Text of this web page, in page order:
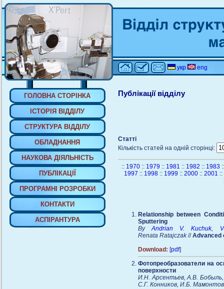
укр eng
ГОЛОВНА СТОРIНКА
IСТОРIЯ ВIДДIЛУ
СТРУКТУРА ВIДДIЛУ
ОБЛАДНАННЯ
НАУКОВА ДIЯЛЬНIСТЬ
ПУБЛIКАЦIЇ
ПРОГРАМНI РОЗРОБКИ
КОНТАКТИ
АСПIРАНТУРА
Публiкацiї вiддiлу
Статті
Кількість статей на одній сторінці:
:: 1970 :: 1979 :: 1981 :: 1982 :: 1983
1997 :: 1998 :: 1999 :: 2000 :: 2001 ::
Relationship between
Sputtering
ByAndrian V. Kuchuk,
Renata Ratajczak//Advanced
Download: [pdf]
Фотопреобразователи на
поверхности
И.Н. Арсентьев, А.В.
С.Г. Конников, И.Б.